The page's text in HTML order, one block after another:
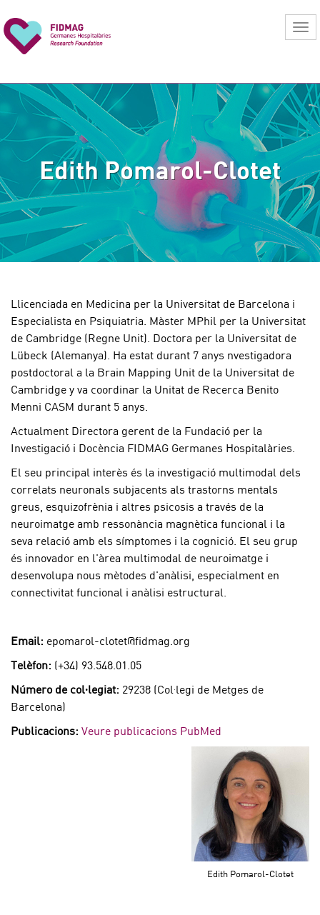
Edith Pomarol-Clotet
Llicenciada en Medicina per la Universitat de Barcelona i
Especialista en Psiquiatria. Màster MPhil per la Universitat
de Cambridge (Regne Unit). Doctora per la Universitat de
Lübeck (Alemanya). Ha estat durant 7 anys nvestigadora
postdoctoral a la Brain Mapping Unit de la Universitat de
Cambridge y va coordinar la Unitat de Recerca Benito
Menni CASM durant 5 anys.
Actualment Directora gerent de la Fundació per la
Investigació i Docència FIDMAG Germanes Hospitalàries.
El seu principal interès és la investigació multimodal dels
correlats neuronals subjacents als trastorns mentals
greus, esquizofrènia i altres psicosis a través de la
neuroimatge amb ressonància magnètica funcional i la
seva relació amb els símptomes i la cognició. El seu grup
és innovador en l'àrea multimodal de neuroimatge i
desenvolupa nous mètodes d'anàlisi, especialment en
connectivitat funcional i anàlisi estructural.
Email: epomarol-clotet@fidmag.org
Telèfon: (+34) 93.548.01.05
Número de col·legiat: 29238 (Col·legi de Metges de
Barcelona)
Publicacions: Veure publicacions PubMed
Edith Pomarol-Clotet